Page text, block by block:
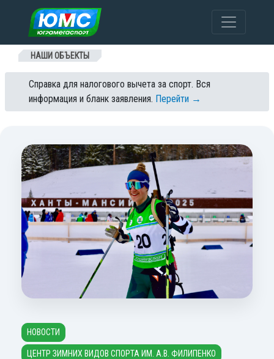
Перейти к содержанию
НАШИ ОБЪЕКТЫ
Справка для налогового вычета за спорт. Вся
информация и бланк заявления. Перейти →
НОВОСТИ
ЦЕНТР ЗИМНИХ ВИДОВ СПОРТА ИМ. А.В. ФИЛИПЕНКО